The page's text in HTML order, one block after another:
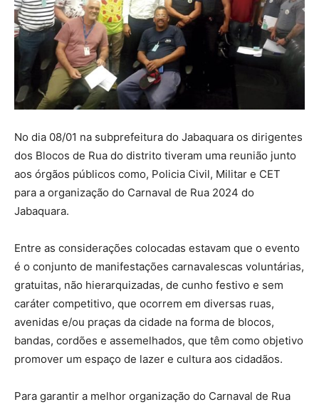
No dia 08/01 na subprefeitura do Jabaquara os dirigentes
dos Blocos de Rua do distrito tiveram uma reunião junto
aos órgãos públicos como, Policia Civil, Militar e CET
para a organização do Carnaval de Rua 2024 do
Jabaquara.
Entre as considerações colocadas estavam que o evento
é o conjunto de manifestações carnavalescas voluntárias,
gratuitas, não hierarquizadas, de cunho festivo e sem
caráter competitivo, que ocorrem em diversas ruas,
avenidas e/ou praças da cidade na forma de blocos,
bandas, cordões e assemelhados, que têm como objetivo
promover um espaço de lazer e cultura aos cidadãos.
Para garantir a melhor organização do Carnaval de Rua